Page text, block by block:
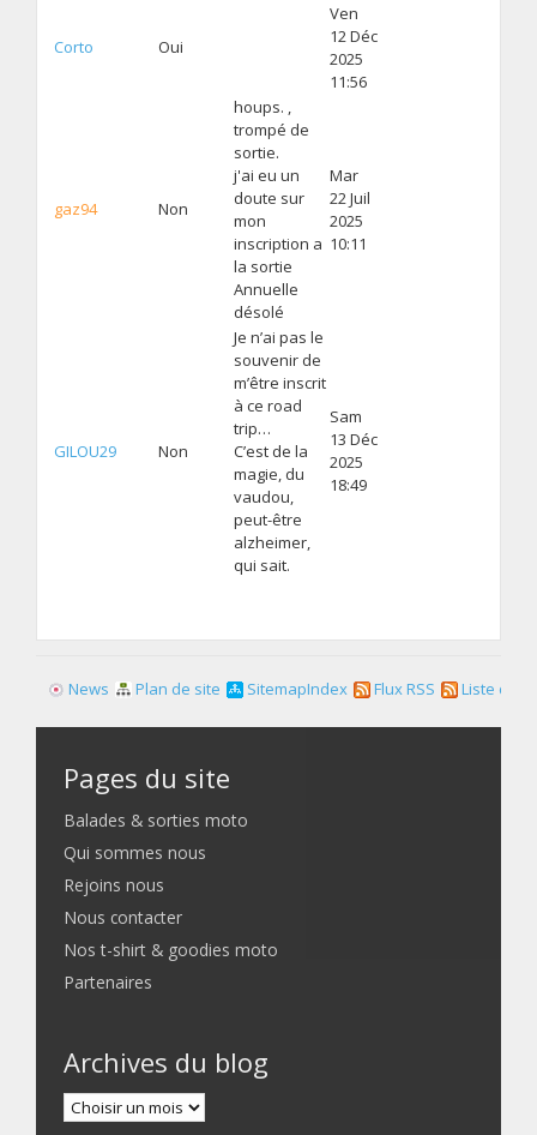
Corto Oui
Ven
12 Déc
2025
11:56
gaz94 Non
houps. ,
trompé de
sortie.
j'ai eu un
doute sur
mon
inscription a
la sortie
Annuelle
désolé
Mar
22 Juil
2025
10:11
GILOU29 Non
Je n’ai pas le
souvenir de
m’être inscrit
à ce road
trip…
C’est de la
magie, du
vaudou,
peut-être
alzheimer,
qui sait.
Sam
13 Déc
2025
18:49
News Plan de site SitemapIndex Flux RSS Liste des
Pages du site
Balades & sorties moto
Qui sommes nous
Rejoins nous
Nous contacter
Nos t-shirt & goodies moto
Partenaires
Archives du blog